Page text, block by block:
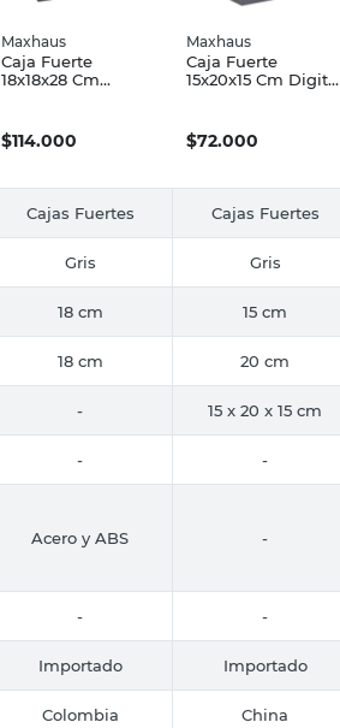
Maxhaus
Caja Fuerte
18x18x28 Cm
Maxhaus
$114.000
Maxhaus
Caja Fuerte
15x20x15 Cm Digital
$72.000
Cajas Fuertes Cajas Fuertes
Gris Gris
18 cm 15 cm
18 cm 20 cm
- 15 x 20 x 15 cm
- -
Acero y ABS -
- -
Importado Importado
Colombia China